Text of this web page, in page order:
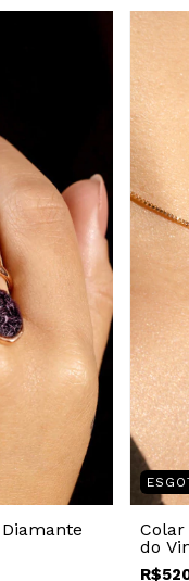
Colar
do